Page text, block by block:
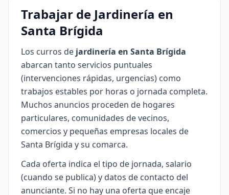
Trabajar de Jardinería en
Santa Brígida
Los curros de jardinería en Santa Brígida
abarcan tanto servicios puntuales
(intervenciones rápidas, urgencias) como
trabajos estables por horas o jornada completa.
Muchos anuncios proceden de hogares
particulares, comunidades de vecinos,
comercios y pequeñas empresas locales de
Santa Brígida y su comarca.
Cada oferta indica el tipo de jornada, salario
(cuando se publica) y datos de contacto del
anunciante. Si no hay una oferta que encaje